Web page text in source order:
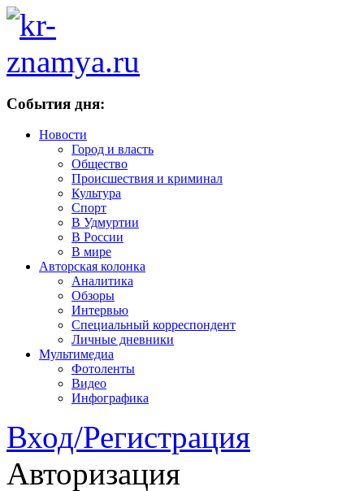
События дня:
Новости
Город и власть
Общество
Происшествия и криминал
Культура
Спорт
В Удмуртии
В России
В мире
Авторская колонка
Аналитика
Обзоры
Интервью
Специальный корреспондент
Личные дневники
Мультимедиа
Фотоленты
Видео
Инфографика
Вход/Регистрация
Авторизация